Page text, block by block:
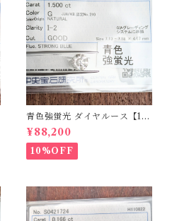
青色強蛍光 ダイヤルース【1.5
00ct】PRO208926
¥88,200
10%OFF